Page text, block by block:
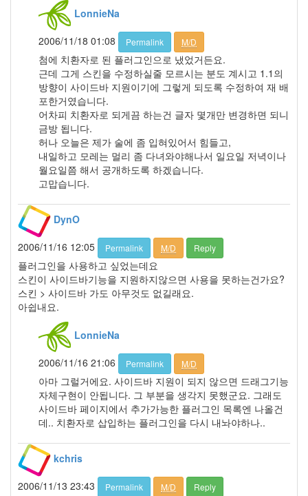
LonnieNa
2006/11/18 01:08
Permalink M/D
첨에 치환자로 된 플러그인으로 냈었거든요.
근데 그게 스킨을 수정하실줄 모르시는 분도 계시고 1.1의
방향이 사이드바 지원이기에 그렇게 되도록 수정하여 재 배
포한거였습니다.
어차피 치환자로 되게끔 하는건 글자 몇개만 변경하면 되니
금방 됩니다.
허나 오늘은 제가 술에 좀 입혀있어서 힘들고,
내일하고 모레는 멀리 좀 다녀와야해나서 일요일 저녁이나
월요일쯤 해서 공개하도록 하겠습니다.
고맙습니다.
DynO
2006/11/16 12:05
Permalink M/D Reply
플러그인을 사용하고 싶었는데요
스킨이 사이드바기능을 지원하지않으면 사용을 못하는건가요?
스킨 > 사이드바 가도 아무것도 없길래요.
아쉽내요.
LonnieNa
2006/11/16 21:06
Permalink M/D
아마 그럴거에요. 사이드바 지원이 되지 않으면 드래그기능
자체구현이 안됩니다. 그 부분을 생각지 못했군요. 그래도
사이드바 페이지에서 추가가능한 플러그인 목록엔 나올건
데.. 치환자로 삽입하는 플러그인을 다시 내놔야하나..
kchris
2006/11/13 23:43
Permalink M/D Reply
2009
2009
2009
년
11
월
4
2009
년
12
월
3
2010
2010
년
2
월